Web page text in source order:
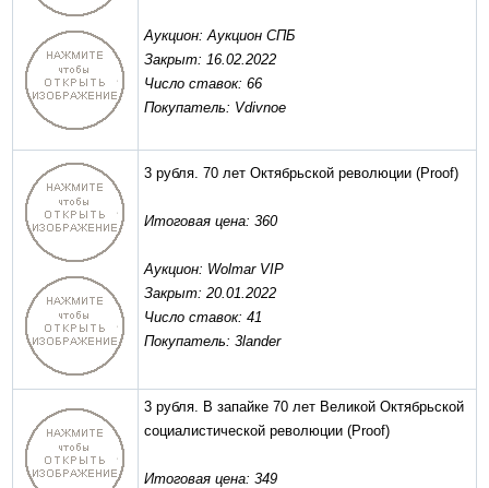
Аукцион: Аукцион СПБ
Закрыт: 16.02.2022
Число ставок: 66
Покупатель: Vdivnoe
3 рубля. 70 лет Октябрьской революции (Proof)
Итоговая цена: 360
Аукцион: Wolmar VIP
Закрыт: 20.01.2022
Число ставок: 41
Покупатель: 3lander
3 рубля. В запайке 70 лет Великой Октябрьской
социалистической революции (Proof)
Итоговая цена: 349